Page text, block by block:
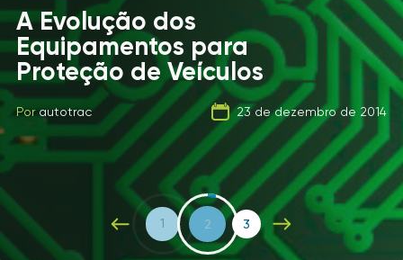
O que você sabe sobre o
combustível que a sua
frota usa?
Porautotrac 21 de setembro de 2019
A Evolução dos
Equipamentos para
Proteção de Veículos
Porautotrac 23 de dezembro de 2014
Carga Fracionada
Porautotrac 06 de fevereiro de 2020
3